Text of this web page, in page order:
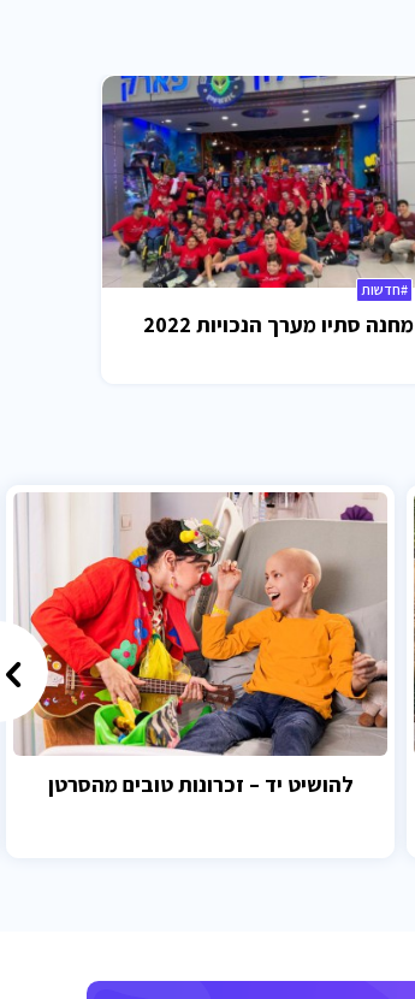
#חדשות
מחנה סתיו מערך הנכויות 2022
להושיט יד – זכרונות טובים מהסרטן